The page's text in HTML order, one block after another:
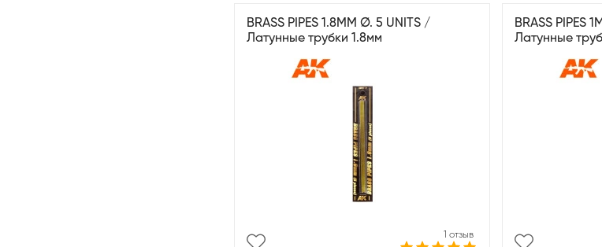
BRASS PIPES 1.8MM Ø. 5 UNITS /
Латунные трубки 1.8мм
1 отзыв
BRASS PIPES
Латунные